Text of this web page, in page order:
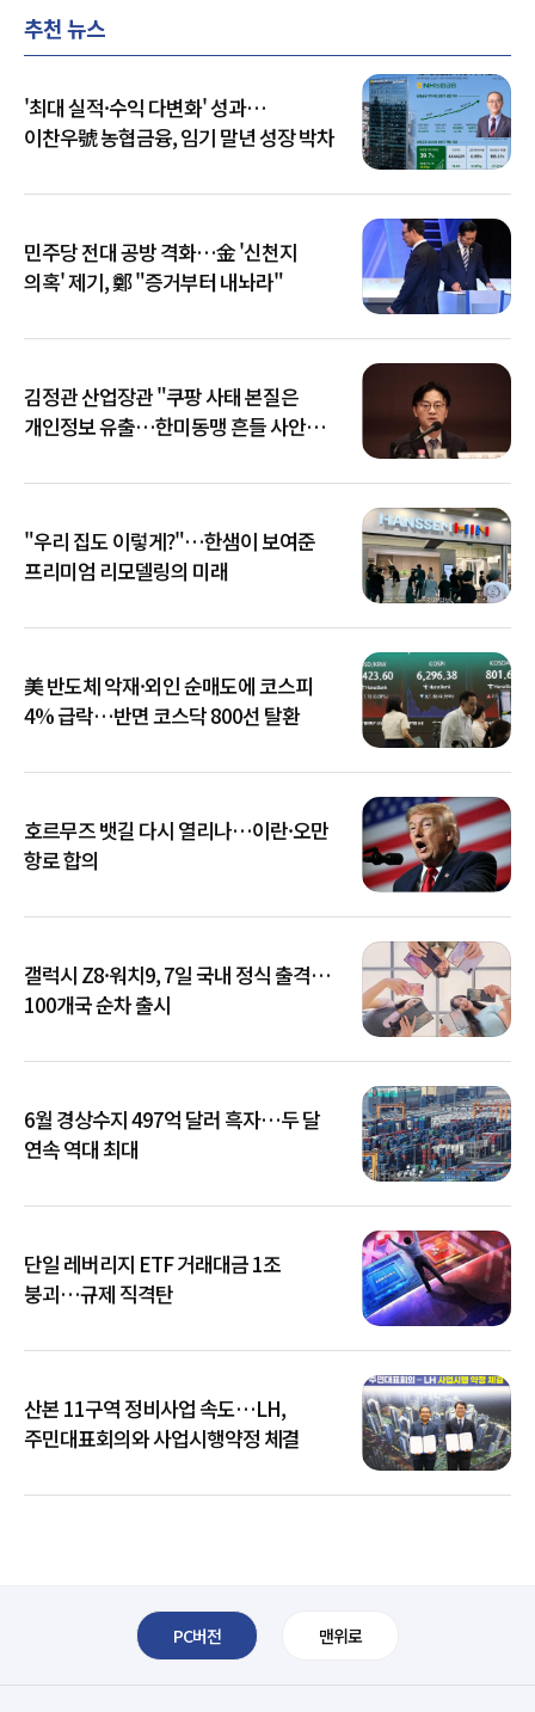
추천 뉴스
'최대 실적·수익 다변화' 성과…
이찬우號 농협금융, 임기 말년 성장 박차
민주당 전대 공방 격화…金 '신천지
의혹' 제기, 鄭 "증거부터 내놔라"
김정관 산업장관 "쿠팡 사태 본질은
개인정보 유출…한미동맹 흔들 사안
"우리 집도 이렇게?"…한샘이 보여준
프리미엄 리모델링의 미래
美 반도체 악재·외인 순매도에 코스피
4% 급락…반면 코스닥 800선 탈환
호르무즈 뱃길 다시 열리나…이란·오만
항로 합의
갤럭시 Z8·워치9, 7일 국내 정식 출격…
100개국 순차 출시
6월 경상수지 497억 달러 흑자…두 달
연속 역대 최대
단일 레버리지 ETF 거래대금 1조
붕괴…규제 직격탄
산본 11구역 정비사업 속도…LH,
주민대표회의와 사업시행약정 체결
PC버전 맨위로